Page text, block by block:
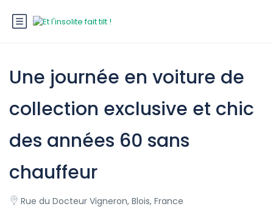
Une journée en voiture de
collection exclusive et chic
des années 60 sans
chauffeur
Rue du Docteur Vigneron, Blois, France